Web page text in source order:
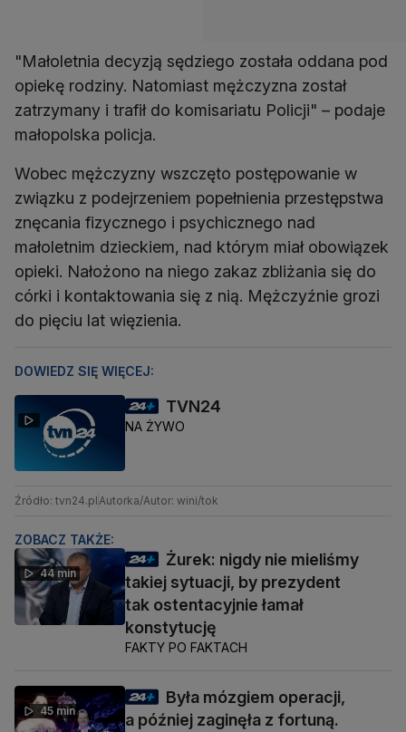
"Małoletnia decyzją sędziego została oddana pod
opiekę rodziny. Natomiast mężczyzna został
zatrzymany i trafił do komisariatu Policji" – podaje
małopolska policja.
Wobec mężczyzny wszczęto postępowanie w
związku z podejrzeniem popełnienia przestępstwa
znęcania fizycznego i psychicznego nad
małoletnim dzieckiem, nad którym miał obowiązek
opieki. Nałożono na niego zakaz zbliżania się do
córki i kontaktowania się z nią. Mężczyźnie grozi
do pięciu lat więzienia.
DOWIEDZ SIĘ WIĘCEJ:
TVN24
NA ŻYWO
Źródło: tvn24.plAutorka/Autor: wini/tok
ZOBACZ TAKŻE:
44 min
Żurek: nigdy nie mieliśmy
takiej sytuacji, by prezydent
tak ostentacyjnie łamał
konstytucję
FAKTY PO FAKTACH
45 min
Była mózgiem operacji,
a później zaginęła z fortuną.